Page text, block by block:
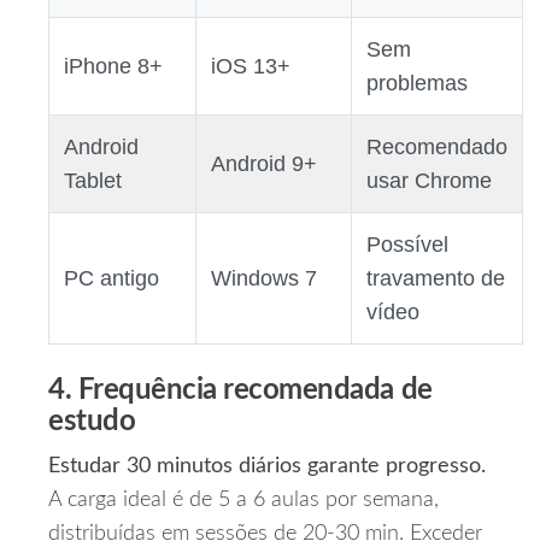
iPhone 8+ iOS 13+
Sem
problemas
Android
Tablet
Android 9+
Recomendado
usar Chrome
PC antigo Windows 7
Possível
travamento de
vídeo
4. Frequência recomendada de
estudo
Estudar 30 minutos diários garante progresso.
A carga ideal é de 5 a 6 aulas por semana,
distribuídas em sessões de 20‑30 min. Exceder